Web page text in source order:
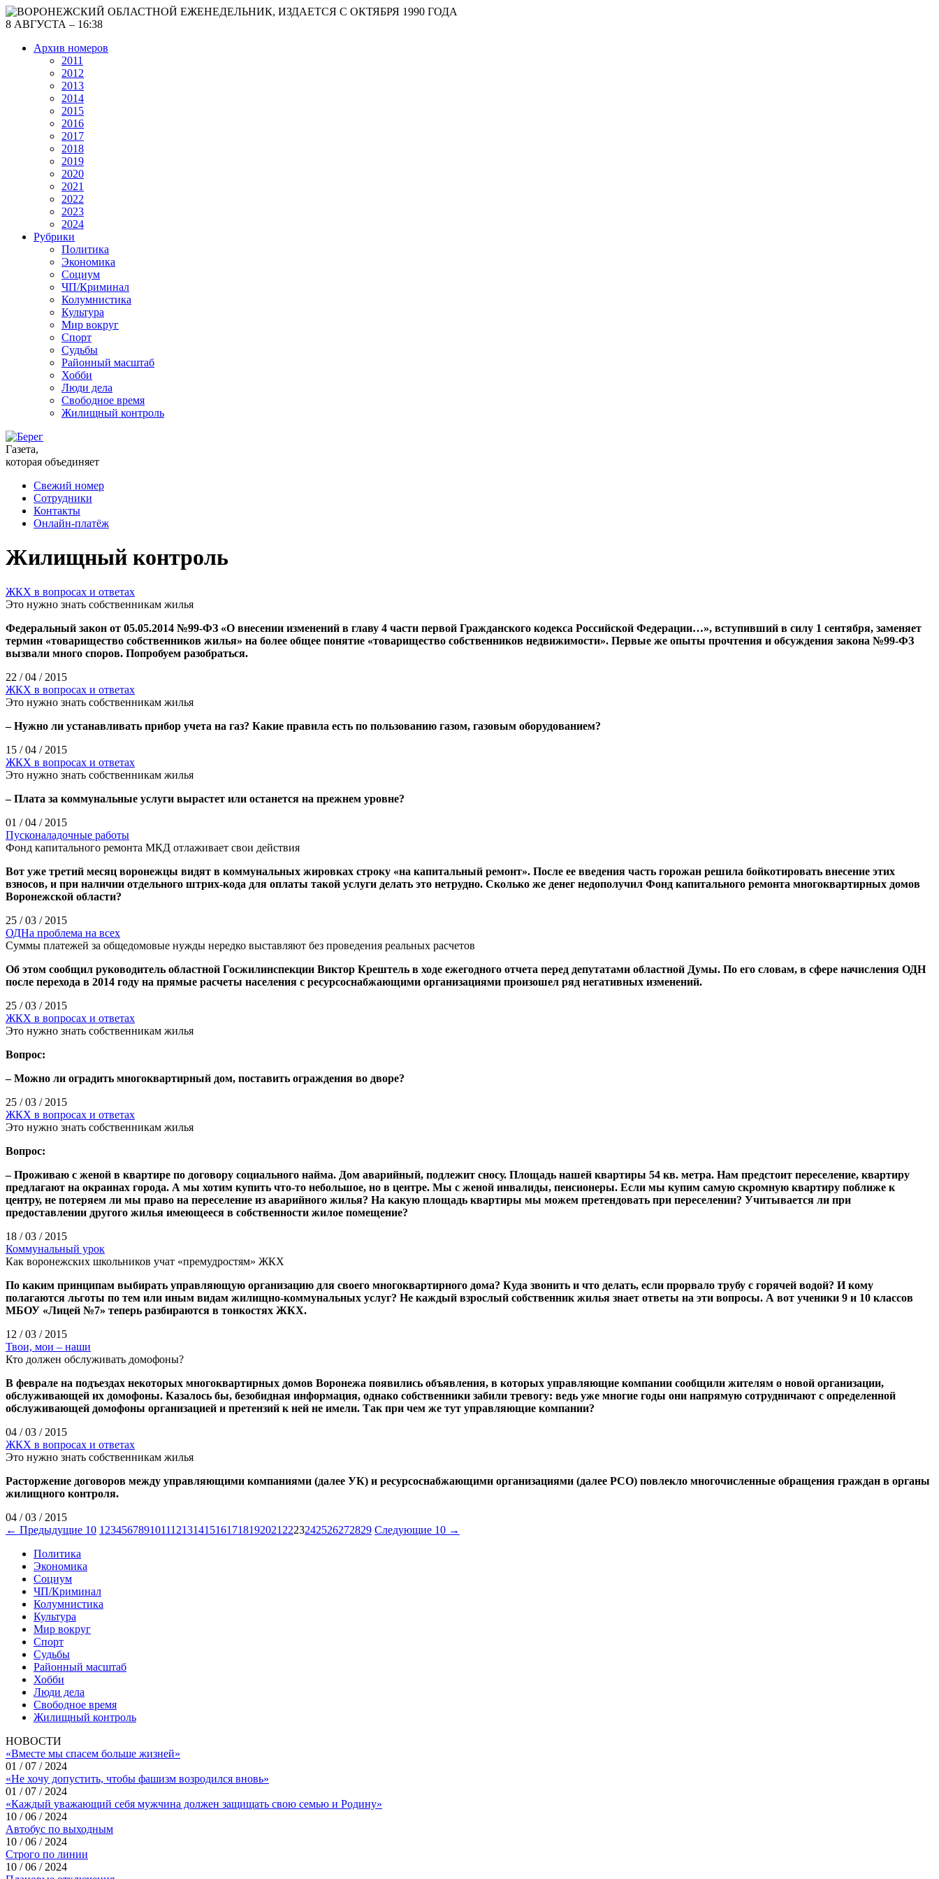
8 АВГУСТА – 16:38
Архив номеров
2011
2012
2013
2014
2015
2016
2017
2018
2019
2020
2021
2022
2023
2024
Рубрики
Политика
Экономика
Социум
ЧП/Криминал
Колумнистика
Культура
Мир вокруг
Спорт
Судьбы
Районный масштаб
Хобби
Люди дела
Свободное время
Жилищный контроль
Газета,
которая объединяет
Свежий номер
Сотрудники
Контакты
Онлайн-платёж
Жилищный контроль
ЖКХ в вопросах и ответах
Это нужно знать собственникам жилья
Федеральный закон от 05.05.2014 №99-ФЗ «О внесении изменений в главу 4 части первой Гражданского кодекса Российской Федерации…», вступивший в силу 1 сентября, заменяет
термин «товарищество собственников жилья» на более общее понятие «товарищество собственников недвижимости». Первые же опыты прочтения и обсуждения закона №99-ФЗ
вызвали много споров. Попробуем разобраться.
22 / 04 / 2015
ЖКХ в вопросах и ответах
Это нужно знать собственникам жилья
– Нужно ли устанавливать прибор учета на газ? Какие правила есть по пользованию газом, газовым оборудованием?
15 / 04 / 2015
ЖКХ в вопросах и ответах
Это нужно знать собственникам жилья
– Плата за коммунальные услуги вырастет или останется на прежнем уровне?
01 / 04 / 2015
Пусконаладочные работы
Фонд капитального ремонта МКД отлаживает свои действия
Вот уже третий месяц воронежцы видят в коммунальных жировках строку «на капитальный ремонт». После ее введения часть горожан решила бойкотировать внесение этих
взносов, и при наличии отдельного штрих-кода для оплаты такой услуги делать это нетрудно. Сколько же денег недополучил Фонд капитального ремонта многоквартирных домов
Воронежской области?
25 / 03 / 2015
ОДНа проблема на всех
Суммы платежей за общедомовые нужды нередко выставляют без проведения реальных расчетов
Об этом сообщил руководитель областной Госжилинспекции Виктор Крештель в ходе ежегодного отчета перед депутатами областной Думы. По его словам, в сфере начисления ОДН
после перехода в 2014 году на прямые расчеты населения с ресурсоснабжающими организациями произошел ряд негативных изменений.
25 / 03 / 2015
ЖКХ в вопросах и ответах
Это нужно знать собственникам жилья
Вопрос:
– Можно ли оградить многоквартирный дом, поставить ограждения во дворе?
25 / 03 / 2015
ЖКХ в вопросах и ответах
Это нужно знать собственникам жилья
Вопрос:
– Проживаю с женой в квартире по договору социального найма. Дом аварийный, подлежит сносу. Площадь нашей квартиры 54 кв. метра. Нам предстоит переселение, квартиру
предлагают на окраинах города. А мы хотим купить что-то небольшое, но в центре. Мы с женой инвалиды, пенсионеры. Если мы купим самую скромную квартиру поближе к
центру, не потеряем ли мы право на переселение из аварийного жилья? На какую площадь квартиры мы можем претендовать при переселении? Учитывается ли при
предоставлении другого жилья имеющееся в собственности жилое помещение?
18 / 03 / 2015
Коммунальный урок
Как воронежских школьников учат «премудростям» ЖКХ
По каким принципам выбирать управляющую организацию для своего многоквартирного дома? Куда звонить и что делать, если прорвало трубу с горячей водой? И кому
полагаются льготы по тем или иным видам жилищно-коммунальных услуг? Не каждый взрослый собственник жилья знает ответы на эти вопросы. А вот ученики 9 и 10 классов
МБОУ «Лицей №7» теперь разбираются в тонкостях ЖКХ.
12 / 03 / 2015
Твои, мои – наши
Кто должен обслуживать домофоны?
В феврале на подъездах некоторых многоквартирных домов Воронежа появились объявления, в которых управляющие компании сообщили жителям о новой организации,
обслуживающей их домофоны. Казалось бы, безобидная информация, однако собственники забили тревогу: ведь уже многие годы они напрямую сотрудничают с определенной
обслуживающей домофоны организацией и претензий к ней не имели. Так при чем же тут управляющие компании?
04 / 03 / 2015
ЖКХ в вопросах и ответах
Это нужно знать собственникам жилья
Расторжение договоров между управляющими компаниями (далее УК) и ресурсоснабжающими организациями (далее РСО) повлекло многочисленные обращения граждан в органы
жилищного контроля.
04 / 03 / 2015
← Предыдущие 10 1 23456789101112131415161718192021 2223242526272829 Следующие 10 →
Политика
Экономика
Социум
ЧП/Криминал
Колумнистика
Культура
Мир вокруг
Спорт
Судьбы
Районный масштаб
Хобби
Люди дела
Свободное время
Жилищный контроль
НОВОСТИ
«Вместе мы спасем больше жизней»
01 / 07 / 2024
«Не хочу допустить, чтобы фашизм возродился вновь»
01 / 07 / 2024
«Каждый уважающий себя мужчина должен защищать свою семью и Родину»
10 / 06 / 2024
Автобус по выходным
10 / 06 / 2024
Строго по линии
10 / 06 / 2024